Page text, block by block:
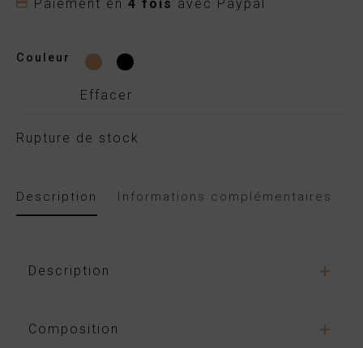
Paiement en 4 fois avec Paypal
Couleur
Effacer
Rupture de stock
Description Informations complémentaires
Description
MONTI , dans laquelle vous trouverez tout
Composition